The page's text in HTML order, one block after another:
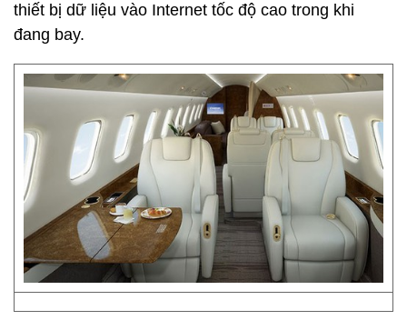
thiết bị dữ liệu vào Internet tốc độ cao trong khi
đang bay.